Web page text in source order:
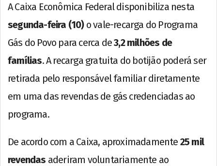
A Caixa Econômica Federal disponibiliza nesta
segunda-feira (10)o vale-recarga do Programa
Gás do Povo para cerca de3,2 milhões de
famílias. A recarga gratuita do botijão poderá ser
retirada pelo responsável familiar diretamente
em uma das revendas de gás credenciadas ao
programa.
De acordo com a Caixa, aproximadamente 25 mil
revendas aderiram voluntariamente ao